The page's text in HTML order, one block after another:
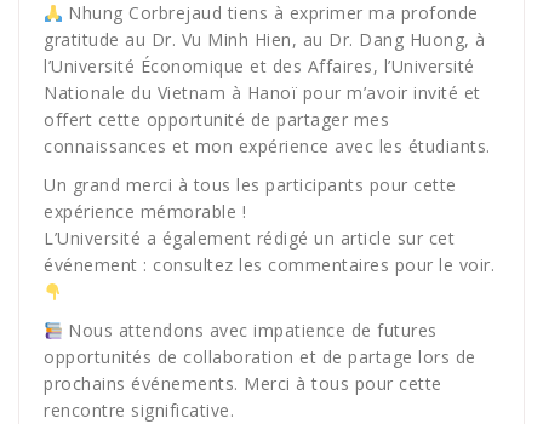
Nhung Corbrejaud tiens à exprimer ma profonde
gratitude au Dr. Vu Minh Hien, au Dr. Dang Huong, à
l’Université Économique et des Affaires, l’Université
Nationale du Vietnam à Hanoï pour m’avoir invité et
offert cette opportunité de partager mes
connaissances et mon expérience avec les étudiants.
Un grand merci à tous les participants pour cette
expérience mémorable !
L’Université a également rédigé un article sur cet
événement : consultez les commentaires pour le voir.
Nous attendons avec impatience de futures
opportunités de collaboration et de partage lors de
prochains événements. Merci à tous pour cette
rencontre significative.